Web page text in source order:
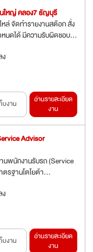
นใหญ่ คลอง7 ธัญบุรี
ล่ จัดทำรายงานสต๊อก สั่ง
หนดได้ มีความรับผิดชอบ...
บงาน
อ่านรายละเอียด
งาน
Advisor
นพนักงานรับรถ (Service
ตรฐานโตโยต้า...
บงาน
อ่านรายละเอียด
งาน